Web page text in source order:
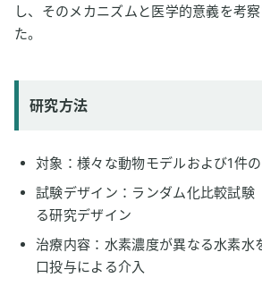
し、そのメカニズムと医学的意義を考
た。
研究方法
対象：様々な動物モデルおよび1件
試験デザイン：ランダム化比較試験
る研究デザイン
治療内容：水素濃度が異なる水素水
口投与による介入